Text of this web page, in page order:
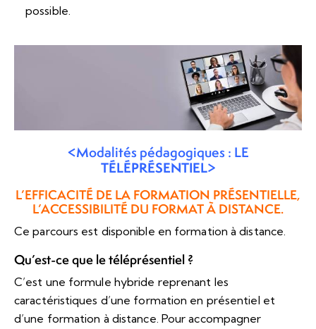
possible.
<Modalités pédagogiques : LE
TÉLÉPRÉSENTIEL>
L’EFFICACITÉ DE LA FORMATION PRÉSENTIELLE,
L’ACCESSIBILITÉ DU FORMAT À DISTANCE.
Ce parcours est disponible en formation à distance.
Qu’est-ce que le téléprésentiel ?
C’est une formule hybride reprenant les
caractéristiques d’une formation en présentiel et
d’une formation à distance. Pour accompagner